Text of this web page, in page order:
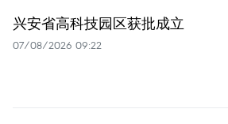
兴安省高科技园区获批成立
07/08/2026 09:22